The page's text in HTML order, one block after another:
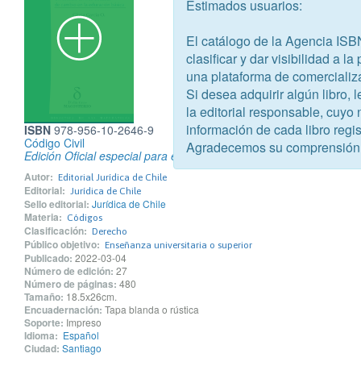
ISBN 978-956-10-2646-9
Código Civil
Edición Oficial especial para estudiantes
Autor: Editorial Jurídica de Chile
Editorial: Jurídica de Chile
Sello editorial: Jurídica de Chile
Materia: Códigos
Clasificación: Derecho
Público objetivo: Enseñanza universitaria o superior
Publicado: 2022-03-04
Número de edición: 27
Número de páginas: 480
Tamaño: 18.5x26cm.
Encuadernación: Tapa blanda o rústica
Soporte: Impreso
Idioma: Español
Ciudad: Santiago
Estimados usuarios:
El catálogo de la Agencia
clasificar y dar visibilidad a la
una plataforma de
Si desea adquirir algún libro,
la editorial responsable, cuyo
información de cada libro
Agradecemos su